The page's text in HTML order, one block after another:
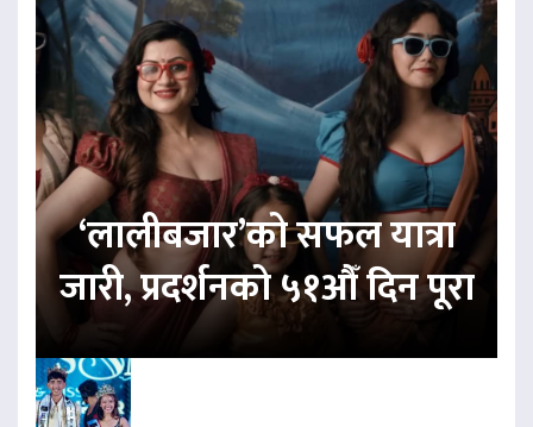
‘लालीबजार’को सफल यात्रा
जारी, प्रदर्शनको ५१औँ दिन पूरा